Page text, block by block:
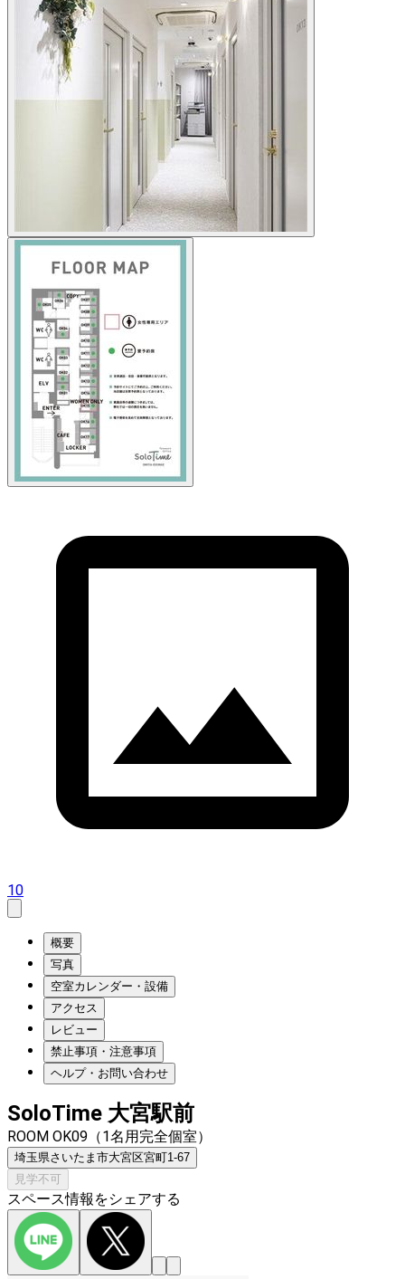
10
概要
写真
空室カレンダー・設備
アクセス
レビュー
禁止事項・注意事項
ヘルプ・お問い合わせ
SoloTime 大宮駅前
ROOM OK09（1名用完全個室）
埼玉県さいたま市大宮区宮町1-67
見学不可
スペース情報をシェアする